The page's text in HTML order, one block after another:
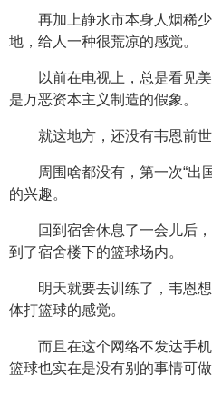
再加上静水市本身人烟稀
地，给人一种很荒凉的感觉。
以前在电视上，总是看见
是万恶资本主义制造的假象。
就这地方，还没有韦恩前
周围啥都没有，第一次“出
的兴趣。
回到宿舍休息了一会儿后
到了宿舍楼下的篮球场内。
明天就要去训练了，韦恩
体打篮球的感觉。
而且在这个网络不发达手
篮球也实在是没有别的事情可做